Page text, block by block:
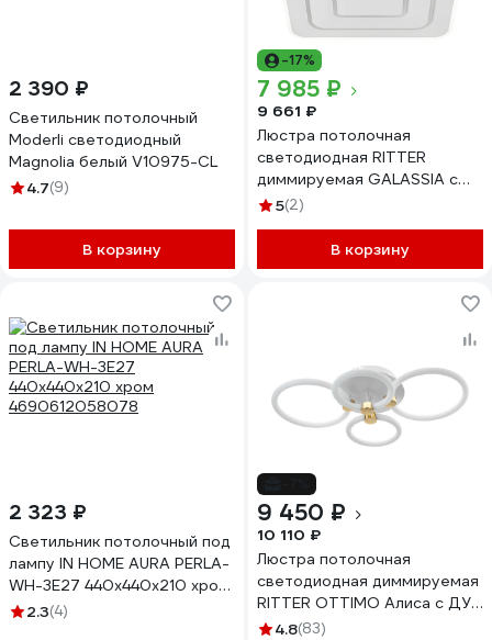
2 390 ₽
Светильник потолочный
Moderli светодиодный
Magnolia белый V10975-CL
4.7(9)
В корзину
-17%
7 985 ₽
9 661 ₽
Люстра потолочная
светодиодная RITTER
диммируемая GALASSIA с
ДУ 3 режима 470x470x55
2700K+6400K/4200K/
43м белый 51582 5
5(2)
В корзину
2 323 ₽
Светильник потолочный под
лампу IN HOME AURA PERLA-
WH-3E27 440x440x210 хром
4690612058078
2.3(4)
9 450 ₽
10 110 ₽
Люстра потолочная
светодиодная диммируемая
RITTER OTTIMO Алиса с ДУ
3 режима 615x415x130 100Вт
4.8(83)